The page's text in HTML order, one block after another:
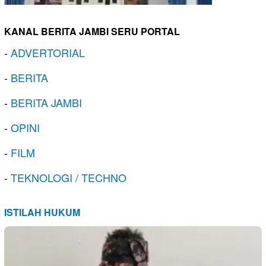
KANAL BERITA JAMBI SERU PORTAL
-ADVERTORIAL
- BERITA
- BERITA JAMBI
-OPINI
- FILM
-TEKNOLOGI / TECHNO
ISTILAH HUKUM